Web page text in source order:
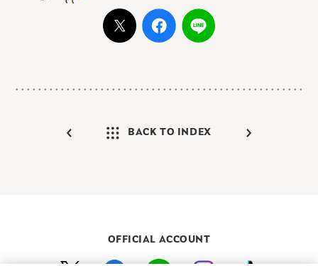
BACK TO INDEX
OFFICIAL ACCOUNT